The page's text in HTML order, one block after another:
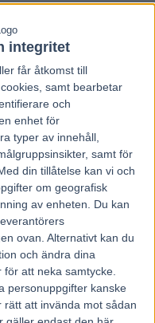
integritet
får åtkomst till
samt bearbetar
och
enhet för
typer av innehåll,
samt för
din tillåtelse kan vi och
om geografisk
av enheten. Du kan
ovan. Alternativt kan du
och ändra dina
att neka samtycke.
personuppgifter kanske
att invända mot sådan
OTP kan överraska
sitter i spets och
att släppa till Harry
framme för att ställa
Yarrah och Ohlsson för
outsider men inte helt
lillcomeback och
Jo tjena mittbena. Han
Nahar till seger. Grym!
att se vad han kan
intressanta kusar